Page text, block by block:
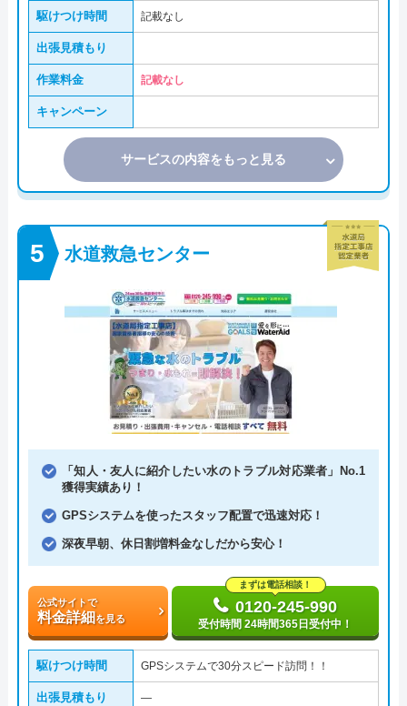
駆けつけ時間 記載なし
出張見積もり
作業料金 記載なし
キャンペーン
サービスの内容をもっと見る
水道救急センター
「知人・友人に紹介したい水のトラブル対応業者」No.1
獲得実績あり！
GPSシステムを使ったスタッフ配置で迅速対応！
深夜早朝、休日割増料金なしだから安心！
公式サイトで
料金詳細を見る
まずは電話相談！
0120-245-990
受付時間 24時間365日受付中！
駆けつけ時間 GPSシステムで30分スピード訪問！！
出張見積もり ―